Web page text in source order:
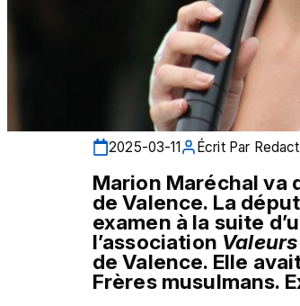
2025-03-11 Écrit Par
Marion Maréchal va
de Valence. La
examen à la suite
l’association
de Valence. Elle
Frères musulmans.